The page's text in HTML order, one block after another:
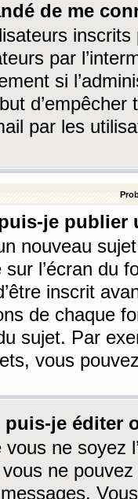
de me
par
si
par les
je
nouveau
sur l’écran du
inscrit
de chaque
sujet. Par
vous
puis-je éditer
ne soyez
ne